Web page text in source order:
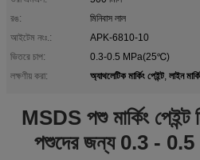
রঙ:
মিনিবাস লাল
আইটেম নংঃ.:
APK-6810-10
ভিতরে চাপ:
0.3-0.5 MPa(25℃)
লক্ষণীয় করা:
অ্যাথলেটিক মার্কিং পেইন্ট, লাইন
MSDS পশু মার্কিং পেইন্ট
পশুদের জন্য 0.3 - 0.5